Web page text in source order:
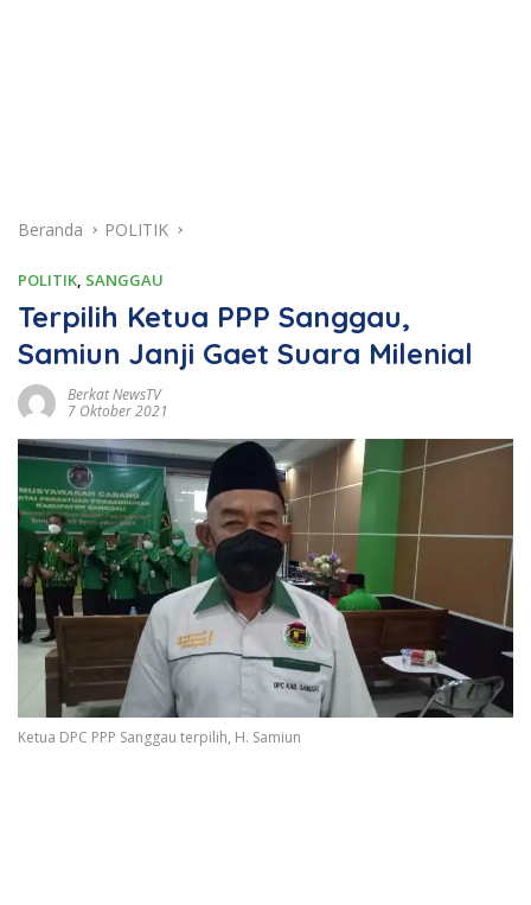
Beranda POLITIK
POLITIK, SANGGAU
Terpilih Ketua PPP Sanggau,
Samiun Janji Gaet Suara Milenial
Berkat NewsTV
7 Oktober 2021
Ketua DPC PPP Sanggau terpilih, H. Samiun